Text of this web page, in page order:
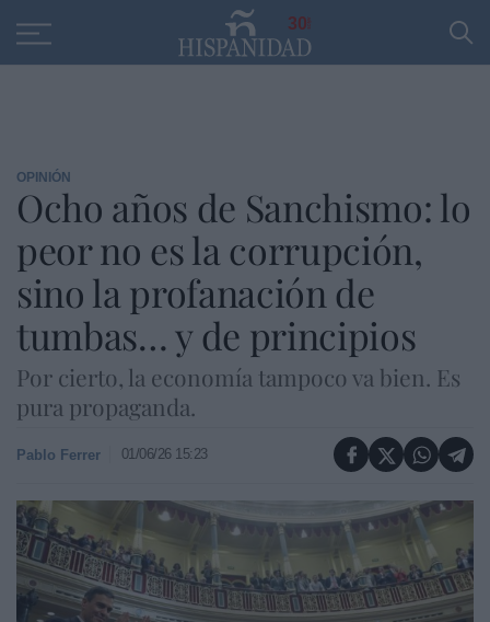
30
OPINIÓN
Ocho años de Sanchismo: lo
peor no es la corrupción,
sino la profanación de
tumbas… y de principios
Por cierto, la economía tampoco va bien. Es
pura propaganda.
Pablo Ferrer 01/06/26 15:23